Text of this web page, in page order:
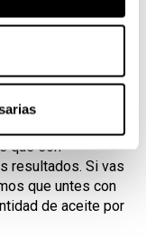
los jugos y que los
evitando el típico
que son
resultados. Si vas
que untes con
de aceite por